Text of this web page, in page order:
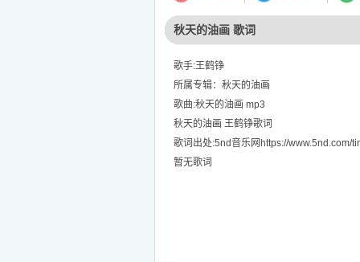
秋天的油画 歌词
歌手:王鹤铮
所属专辑：秋天的油画
歌曲:秋天的油画 mp3
秋天的油画 王鹤铮歌词
歌词出处:5nd音乐网https://www.5nd.com/
暂无歌词